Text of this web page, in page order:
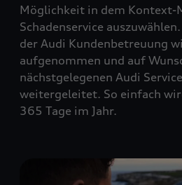
Möglichkeit in dem Kontext-
Schadenservice
der Audi Kundenbetreuung
aufgenommen und auf
nächstgelegenen Audi
weitergeleitet. So einfach
365 Tage im Jahr.